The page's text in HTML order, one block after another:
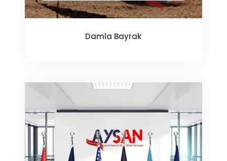
Damla Bayrak